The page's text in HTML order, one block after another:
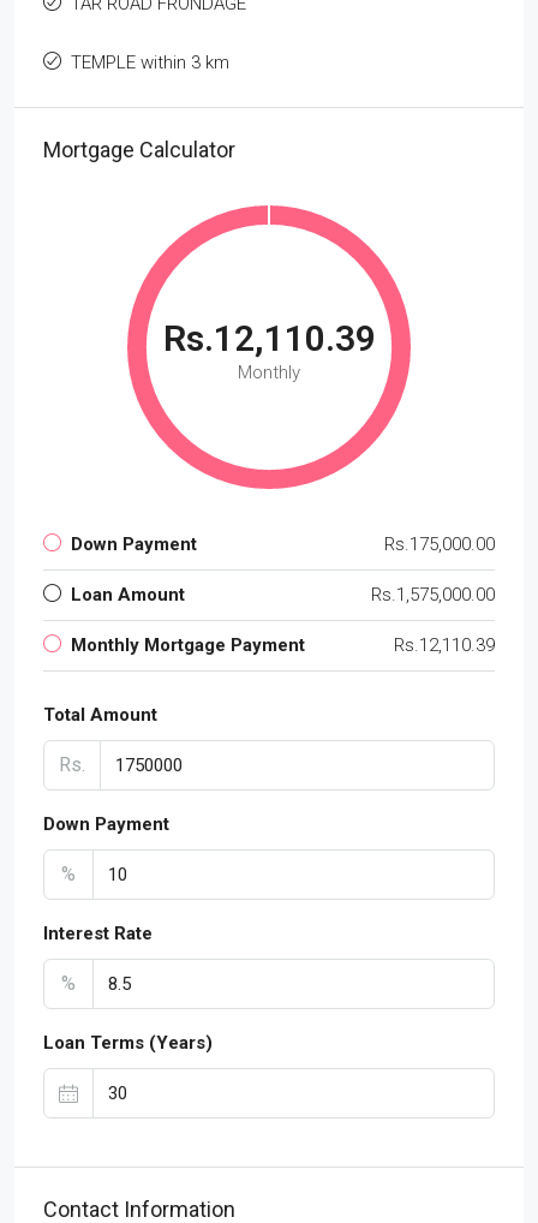
TEMPLE within 3 km
Mortgage Calculator
Rs.12,110.39
Monthly
Down Payment Rs.175,000.00
Loan Amount Rs.1,575,000.00
Monthly Mortgage Payment Rs.12,110.39
Total Amount
Rs.
Down Payment
%
Interest Rate
%
Loan Terms (Years)
Contact Information